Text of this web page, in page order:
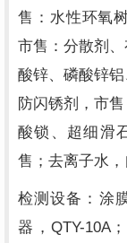
售：水性环氧
市售：分散剂
酸锌、磷酸锌铝
防闪锈剂，市
酸锁、超细滑
售；去离子水
检测设备：涂
器， QTY-10A